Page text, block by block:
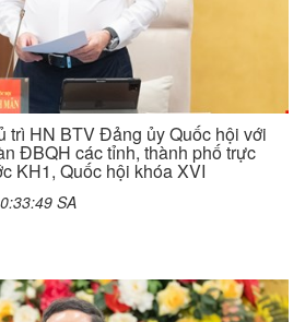
trì HN BTV Đảng ủy Quốc hội với
ĐBQH các tỉnh, thành phố trực
KH1, Quốc hội khóa XVI
SA